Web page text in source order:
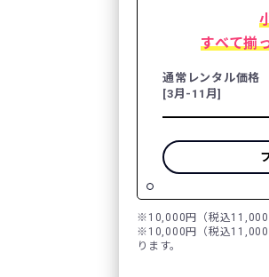
すべて揃
通常レンタル価格
[3月-11月]
※10,000円（税込11,000
※10,000円（税込11,000
ります。